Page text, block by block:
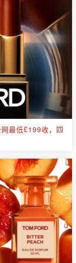
最低£199收，四